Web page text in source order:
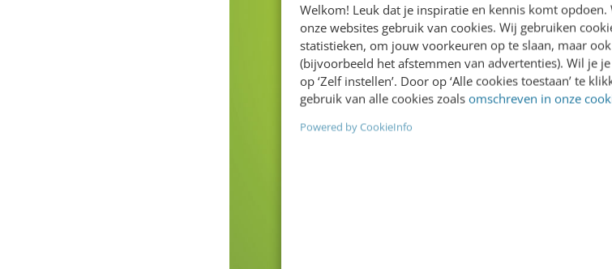
Welkom! Leuk dat je inspiratie en kennis komt
onze websites gebruik van cookies. Wij gebruiken
statistieken, om jouw voorkeuren op te slaan, maar
(bijvoorbeeld het afstemmen van advertenties). Wil je
op ‘Zelf instellen’. Door op ‘Alle cookies toestaan’ te
gebruik van alle cookies zoals omschreven in onze
Powered by CookieInfo